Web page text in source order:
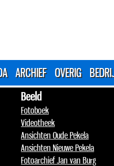
ARCHIEF OVERIG
Beeld
Fotoboek
Videotheek
Ansichten Oude Pekela
Ansichten Nieuwe Pekela
Fotoarchief Jan van Burg